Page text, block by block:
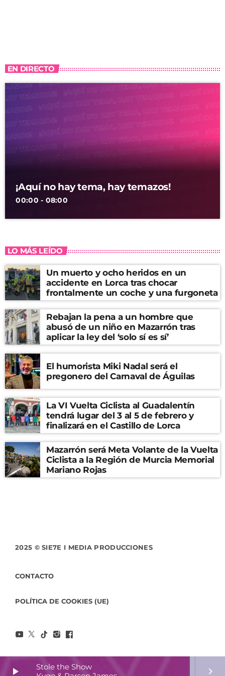
play_arrow
Stole the Show
keyboard_arrow_right
EN DIRECTO
¡Aquí no hay tema, hay temazos!
00:00 - 08:00
LO MÁS LEÍDO
Un muerto y ocho heridos en un
accidente en Lorca tras chocar
frontalmente un coche y una furgoneta
Rebajan la pena a un hombre que
abusó de un niño en Mazarrón tras
aplicar la ley del ‘solo sí es sí’
El humorista Miki Nadal será el
pregonero del Carnaval de Águilas
La VI Vuelta Ciclista al Guadalentín
tendrá lugar del 3 al 5 de febrero y
finalizará en el Castillo de Lorca
Mazarrón será Meta Volante de la Vuelta
Ciclista a la Región de Murcia Memorial
Mariano Rojas
2025 © SIE7E I MEDIA PRODUCCIONES
CONTACTO
POLÍTICA DE COOKIES (UE)